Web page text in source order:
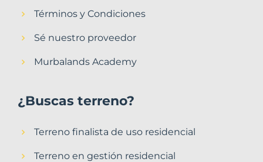
Términos y Condiciones
Sé nuestro proveedor
Murbalands Academy
¿Buscas terreno?
Terreno finalista de uso residencial
Terreno en gestión residencial